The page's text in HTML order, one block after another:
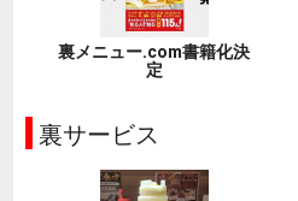
裏メニュー.com書籍化決
定
裏サービス